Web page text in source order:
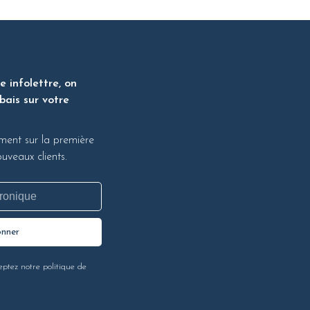
infolettre, on
sur votre
sur la première
clients.
notre politique de